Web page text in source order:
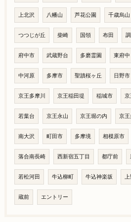
上北沢 八幡山 芦花公園 千歳烏山
つつじが丘 柴崎 国領 布田
府中市 武蔵野台 多磨霊園 東府中
中河原 多摩市 聖蹟桜ヶ丘 日野市
京王多摩川 京王稲田堤 稲城市 京
若葉台 京王永山 京王堀の内 京王
南大沢 町田市 多摩境 相模原市
落合南長崎 西新宿五丁目 都庁前
若松河田 牛込柳町 牛込神楽坂
蔵前 エントリー